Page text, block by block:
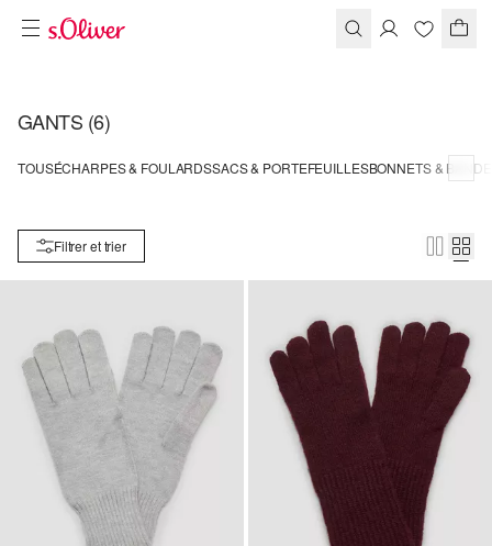
GANTS (6)
TOUSÉCHARPES & FOULARDSSACS & PORTEFEUILLESBONNETS &
Filtrer et trier